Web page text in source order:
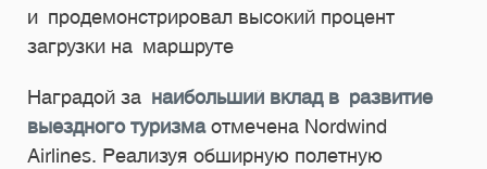
и продемонстрировал высокий процент
загрузки на маршруте
Наградой за наибольший вклад в развитие
выездного туризмаотмечена Nordwind
Airlines. Реализуя обширную полетную